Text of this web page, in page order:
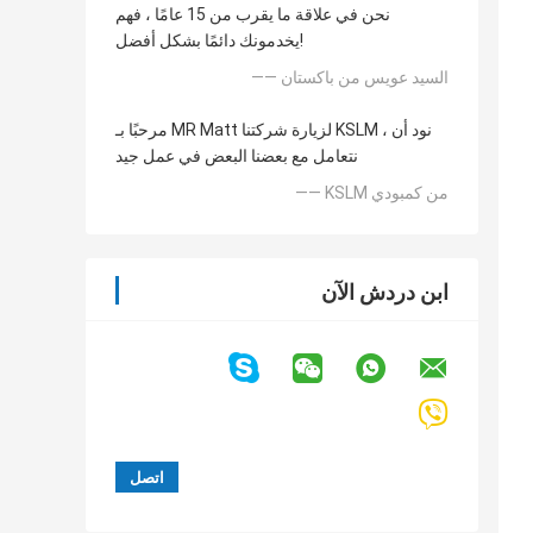
نحن في علاقة ما يقرب من 15 عامًا ، فهم
يخدمونك دائمًا بشكل أفضل!
—— السيد عويس من باكستان
مرحبًا بـ MR Matt لزيارة شركتنا KSLM ، نود أن
نتعامل مع بعضنا البعض في عمل جيد
—— KSLM من كمبودي
ابن دردش الآن